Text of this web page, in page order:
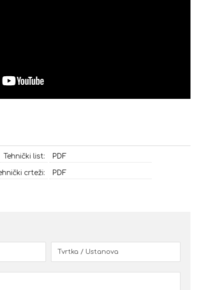
Tehnički list: PDF
crteži: PDF